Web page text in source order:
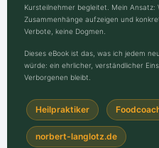
Kursteilnehmer begleitet. Mein Ansatz:
Zusammenhänge aufzeigen und
Verbote, keine Dogmen.
Dieses eBook ist das, was ich jedem
würde: ein ehrlicher, verständlicher
Verborgenen bleibt.
Heilpraktiker
norbert-langlotz.de